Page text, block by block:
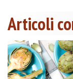
Articoli